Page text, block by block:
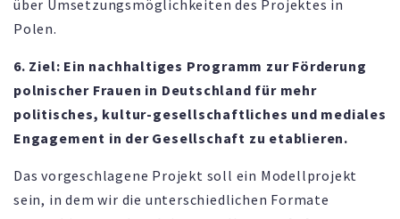
über Umsetzungsmöglichkeiten des Projektes in
Polen.
6. Ziel: Ein nachhaltiges Programm zur Förderung
polnischer Frauen in Deutschland für mehr
politisches, kultur-gesellschaftliches und mediales
Engagement in der Gesellschaft zu etablieren.
Das vorgeschlagene Projekt soll ein Modellprojekt
sein, in dem wir die unterschiedlichen Formate